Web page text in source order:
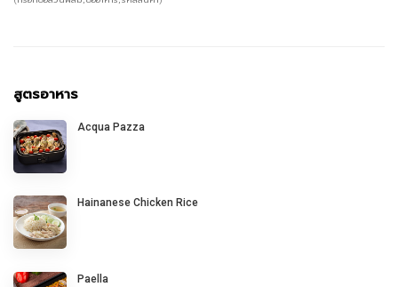
สูตรอาหาร
Acqua Pazza
Hainanese Chicken Rice
Paella